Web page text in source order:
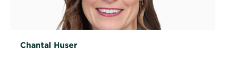
Chantal Huser